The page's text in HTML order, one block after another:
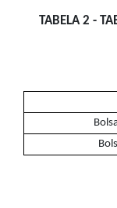
TABELA 2 -